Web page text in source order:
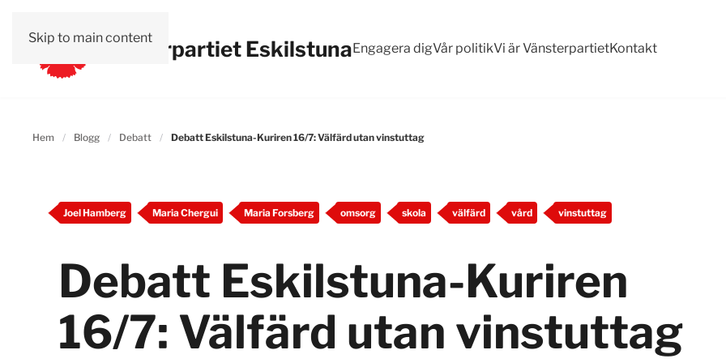
Skip to main contentVänsterpartiet EskilstunaEngagera digVår politikVi är VänsterpartietKontakt
Hem Blogg Debatt Debatt Eskilstuna-Kuriren 16/7: Välfärd utan vinstuttag
Joel Hamberg Maria Chergui Maria Forsberg omsorg skola välfärd vård vinstuttag
Debatt Eskilstuna-Kuriren
16/7: Välfärd utan vinstuttag